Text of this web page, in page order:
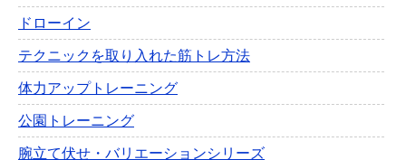
ドローイン
テクニックを取り入れた筋トレ方法
体力アップトレーニング
公園トレーニング
腕立て伏せ・バリエーションシリーズ